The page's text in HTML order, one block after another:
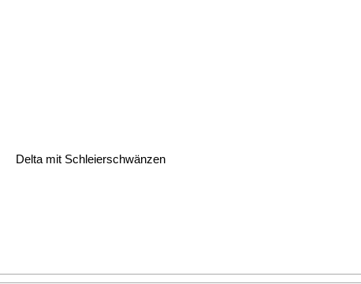
Delta mit Schleierschwänzen